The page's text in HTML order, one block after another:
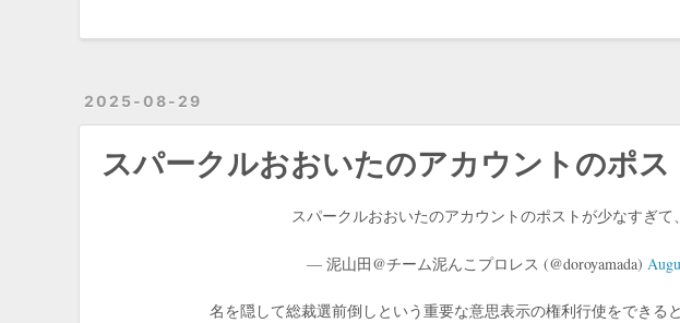
2025-08-29
スパークルおおいたのアカウントのポス
スパークルおおいたのアカウントのポストが少なすぎて
— 泥山田@チーム泥んこプロレス (@doroyamada)
名を隠して総裁選前倒しという重要な意思表示の権利行使をできる